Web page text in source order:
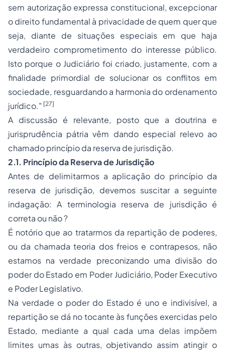
sem autorização expressa constitucional, excepcionar
o direito fundamental à privacidade de quem quer que
seja, diante de situações especiais em que haja
verdadeiro comprometimento do interesse público.
Isto porque o Judiciário foi criado, justamente, com a
finalidade primordial de solucionar os conflitos em
sociedade, resguardando a harmonia do ordenamento
jurídico." [27]
A discussão é relevante, posto que a doutrina e
jurisprudência pátria vêm dando especial relevo ao
chamado princípio da reserva de jurisdição.
2.1. Princípio da Reserva de Jurisdição
Antes de delimitarmos a aplicação do princípio da
reserva de jurisdição, devemos suscitar a seguinte
indagação: A terminologia reserva de jurisdição é
correta ou não ?
É notório que ao tratarmos da repartição de poderes,
ou da chamada teoria dos freios e contrapesos, não
estamos na verdade preconizando uma divisão do
poder do Estado em Poder Judiciário, Poder Executivo
e Poder Legislativo.
Na verdade o poder do Estado é uno e indivisível, a
repartição se dá no tocante às funções exercidas pelo
Estado, mediante a qual cada uma delas impõem
limites umas às outras, objetivando assim atingir o